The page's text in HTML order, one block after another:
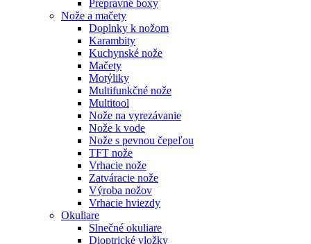
Prepravné boxy
Nože a mačety
Doplnky k nožom
Karambity
Kuchynské nože
Mačety
Motýliky
Multifunkčné nože
Multitool
Nože na vyrezávanie
Nože k vode
Nože s pevnou čepeľou
TFT nože
Vrhacie nože
Zatváracie nože
Výroba nožov
Vrhacie hviezdy
Okuliare
Slnečné okuliare
Dioptrické vložky